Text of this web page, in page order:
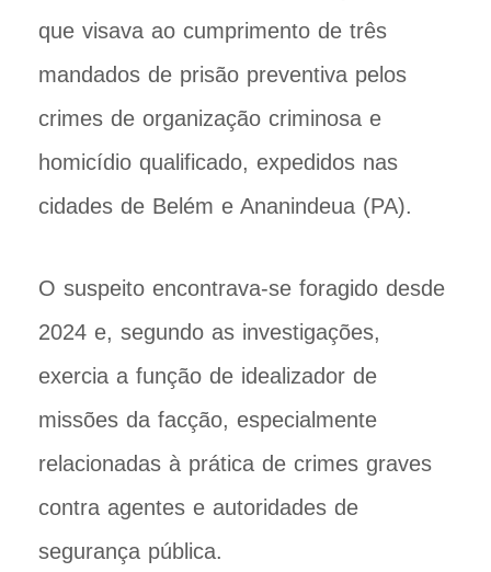
que visava ao cumprimento de três
mandados de prisão preventiva pelos
crimes de organização criminosa e
homicídio qualificado, expedidos nas
cidades de Belém e Ananindeua (PA).
O suspeito encontrava-se foragido desde
2024 e, segundo as investigações,
exercia a função de idealizador de
missões da facção, especialmente
relacionadas à prática de crimes graves
contra agentes e autoridades de
segurança pública.